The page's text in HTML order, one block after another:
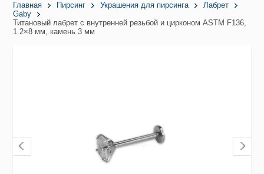
Главная Пирсинг Украшения для пирсинга
Лабрет
Gaby
Титановый лабрет с внутренней резьбой и цирконом ASTM F136,
1.2×8 мм, камень 3 мм